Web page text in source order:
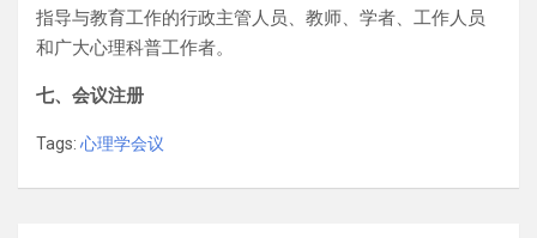
指导与教育工作的行政主管人员、教师、学者、工作人员
和广大心理科普工作者。
七、会议注册
Tags: 心理学会议